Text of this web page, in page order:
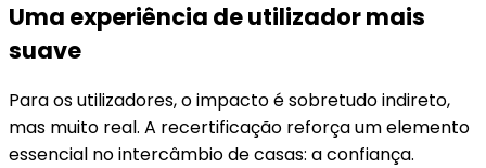
Uma experiência de utilizador mais
suave
Para os utilizadores, o impacto é sobretudo indireto,
mas muito real. A recertificação reforça um elemento
essencial no intercâmbio de casas: a confiança.